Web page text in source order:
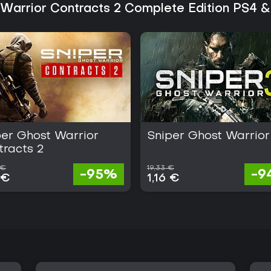
Nahkämpfen wechseln.
während der repetitive
werden. Die Complete Edition
zusammen und eignet sich
erleben möchten. Die
ermöglicht unkomplizierte
Insgesamt bietet das Spiel ein
Stealth-Titeln. Seine Stärken
denen Präzision und Planung im
Contracts 2 Complete Edition PS4 &
Ghost Warrior
2
€
€ -95%
Sniper Ghost
19,33 €
1,16 € -